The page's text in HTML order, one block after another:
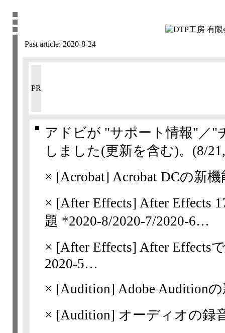
Past article: 2020-8-24
PR
■
アドビが "サポート情報"／"
しました(更新を含む)。 (8/
× [Acrobat] Acrobat DCの新
× [After Effects] After Effects
題 *2020-8/​2020-7/​2020-6…
× [After Effects] After Effects
2020-5…
× [Audition] Adobe Audition
× [Audition] オーディオの録